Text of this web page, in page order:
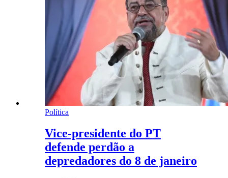
Política
Vice-presidente do PT
defende perdão a
depredadores do 8 de janeiro